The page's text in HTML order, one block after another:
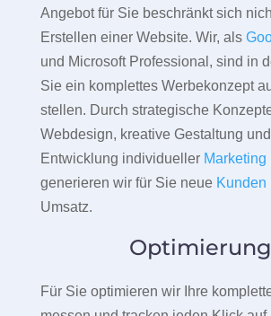
Angebot für Sie beschränkt sich
Erstellen einer Website. Wir, als
und Microsoft Professional, sind in
Sie ein komplettes Werbekonzept
stellen. Durch strategische
Webdesign, kreative Gestaltung
Entwicklung individueller Marketing
generieren wir für Sie neue Kunden
Umsatz.
Optimierung
Für Sie optimieren wir Ihre